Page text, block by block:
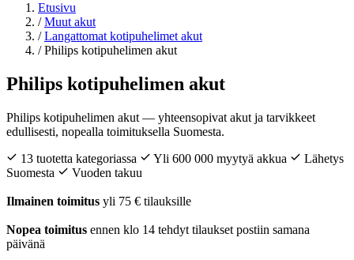
Etusivu
/ Muut akut
/ Langattomat kotipuhelimet akut
/ Philips kotipuhelimen akut
Philips kotipuhelimen akut
Philips kotipuhelimen akut — yhteensopivat akut ja tarvikkeet
edullisesti, nopealla toimituksella Suomesta.
13 tuotetta kategoriassa
Yli 600 000 myytyä akkua
Lähetys
Suomesta
Vuoden takuu
Ilmainen toimitus yli 75 € tilauksille
Nopea toimitus ennen klo 14 tehdyt tilaukset postiin samana
päivänä